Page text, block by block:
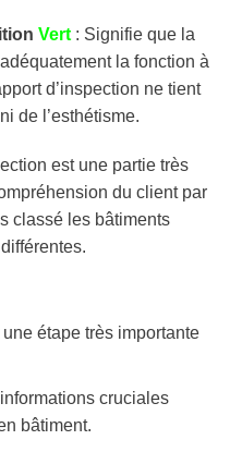
Vert : Signifie que la
la fonction à
d’inspection ne tient
de l’esthétisme.
est une partie très
du client par
classé les bâtiments
une étape très importante
cruciales
bâtiment.